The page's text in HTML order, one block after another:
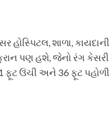
શાળા, કાયદાની
પણ હશે, જેનો રંગ કેસરી
ફૂટ ઉંચી અને 36 ફૂટ પહોળી